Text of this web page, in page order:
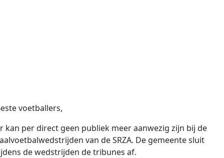
voetballers,
kan per direct geen publiek meer aanwezig zijn bij de
van de SRZA. De gemeente sluit
de wedstrijden de tribunes af.